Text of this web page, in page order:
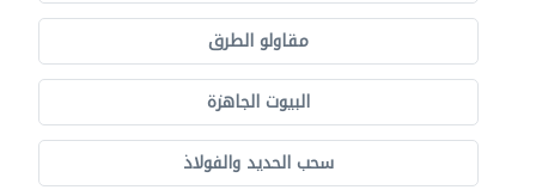
مقاولو الطرق
البيوت الجاهزة
سحب الحديد والفولاذ